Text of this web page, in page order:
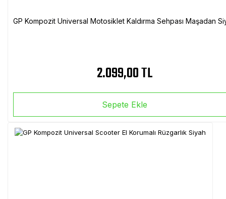
GP Kompozit Universal Motosiklet Kaldırma Sehpası Maşadan
2.099,00 TL
Sepete Ekle